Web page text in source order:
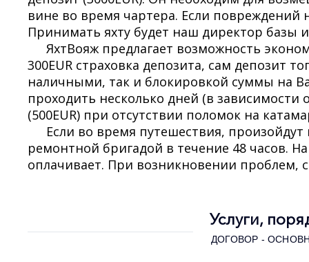
вине во время чартера. Если повреждений
Принимать яхту будет наш директор базы
ЯхтВояж предлагает возможность
300EUR страховка депозита, сам депозит
наличными, так и блокировкой суммы на
проходить несколько дней (в зависимости
(500EUR) при отсутствии поломок на
Если во время путешествия,
ремонтной бригадой в течение 48 часов.
оплачивает. При возникновении проблем,
Услуги,
ДОГОВОР -